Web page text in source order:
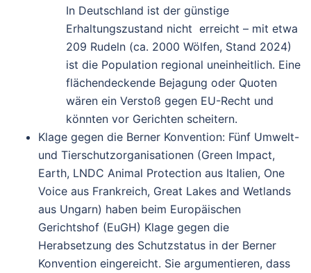
In Deutschland ist der günstige
Erhaltungszustand nicht erreicht – mit etwa
209 Rudeln (ca. 2000 Wölfen, Stand 2024)
ist die Population regional uneinheitlich. Eine
flächendeckende Bejagung oder Quoten
wären ein Verstoß gegen EU-Recht und
könnten vor Gerichten scheitern.
Klage gegen die Berner Konvention: Fünf Umwelt-
und Tierschutzorganisationen (Green Impact,
Earth, LNDC Animal Protection aus Italien, One
Voice aus Frankreich, Great Lakes and Wetlands
aus Ungarn) haben beim Europäischen
Gerichtshof (EuGH) Klage gegen die
Herabsetzung des Schutzstatus in der Berner
Konvention eingereicht. Sie argumentieren, dass